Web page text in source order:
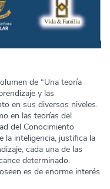
de “Una teoría
y las
en sus diversos niveles.
en las teorías del
del Conocimiento
la inteligencia, justifica la
cada una de las
determinado.
es de enorme interés